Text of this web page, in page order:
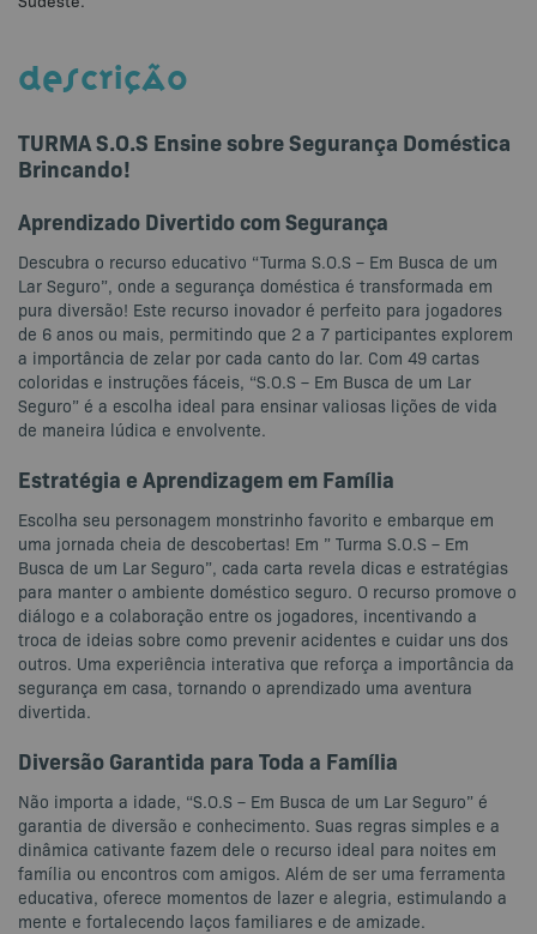
DESCRIÇÃO
TURMA S.O.S Ensine sobre Segurança Doméstica
Brincando!
Aprendizado Divertido com Segurança
Descubra o recurso educativo “Turma S.O.S – Em Busca de um
Lar Seguro”, onde a segurança doméstica é transformada em
pura diversão! Este recurso inovador é perfeito para jogadores
de 6 anos ou mais, permitindo que 2 a 7 participantes explorem
a importância de zelar por cada canto do lar. Com 49 cartas
coloridas e instruções fáceis, “S.O.S – Em Busca de um Lar
Seguro” é a escolha ideal para ensinar valiosas lições de vida
de maneira lúdica e envolvente.
Estratégia e Aprendizagem em Família
Escolha seu personagem monstrinho favorito e embarque em
uma jornada cheia de descobertas! Em ” Turma S.O.S – Em
Busca de um Lar Seguro”, cada carta revela dicas e estratégias
para manter o ambiente doméstico seguro. O recurso promove o
diálogo e a colaboração entre os jogadores, incentivando a
troca de ideias sobre como prevenir acidentes e cuidar uns dos
outros. Uma experiência interativa que reforça a importância da
segurança em casa, tornando o aprendizado uma aventura
divertida.
Diversão Garantida para Toda a Família
Não importa a idade, “S.O.S – Em Busca de um Lar Seguro” é
garantia de diversão e conhecimento. Suas regras simples e a
dinâmica cativante fazem dele o recurso ideal para noites em
família ou encontros com amigos. Além de ser uma ferramenta
educativa, oferece momentos de lazer e alegria, estimulando a
mente e fortalecendo laços familiares e de amizade.